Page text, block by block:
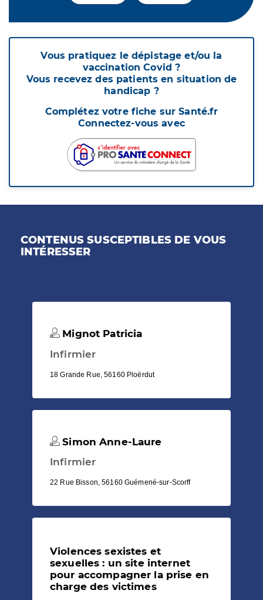
Vous pratiquez le dépistage et/ou la
vaccination Covid ?
Vous recevez des patients en situation de
handicap ?
Complétez votre fiche sur Santé.fr
Connectez-vous avec
CONTENUS SUSCEPTIBLES DE VOUS
INTÉRESSER
Mignot Patricia
Infirmier
18 Grande Rue, 56160 Ploërdut
Simon Anne-Laure
Infirmier
22 Rue Bisson, 56160 Guémené-sur-Scorff
Violences sexistes et
sexuelles : un site internet
pour accompagner la prise en
charge des victimes